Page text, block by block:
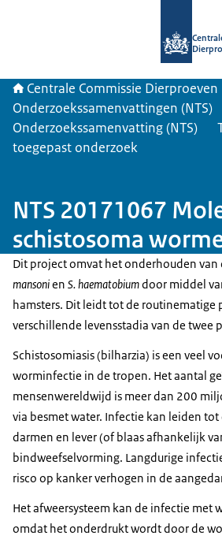
Centrale Commissie Dierproeven
Onderzoekssamenvattingen (NTS)
Onderzoekssamenvatting (NTS)
toegepast onderzoek
NTS 20171067
schistosoma
Dit project omvat het onderhouden van
mansonien S. haematobiumdoor middel
hamsters. Dit leidt tot de routinematige
verschillende levensstadia van de twee
Schistosomiasis (bilharzia) is een veel
worminfectie in de tropen. Het aantal
mensenwereldwijd is meer dan 200
via besmet water. Infectie kan leiden
darmen en lever (of blaas afhankelijk
bindweefselvorming. Langdurige
risco op kanker verhogen in de
Het afweersysteem kan de infectie met
omdat het onderdrukt wordt door de